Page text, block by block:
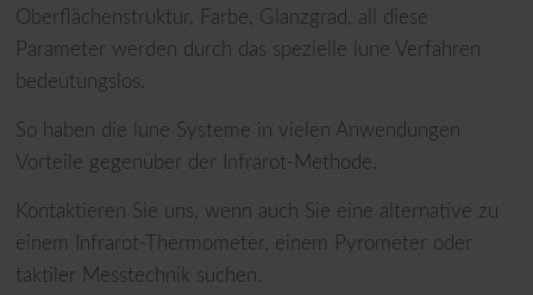
Oberflächenstruktur, Farbe, Glanzgrad, all diese
Parameter werden durch das spezielle lune Verfahren
bedeutungslos.
So haben die lune Systeme in vielen Anwendungen
Vorteile gegenüber der Infrarot-Methode.
Kontaktieren Sie uns, wenn auch Sie eine alternative zu
einem Infrarot-Thermometer, einem Pyrometer oder
taktiler Messtechnik suchen.